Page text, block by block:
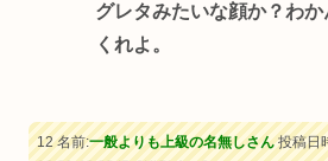
グレタみたいな顔か？わ
くれよ。
12 名前:一般よりも上級の名無しさん投稿日